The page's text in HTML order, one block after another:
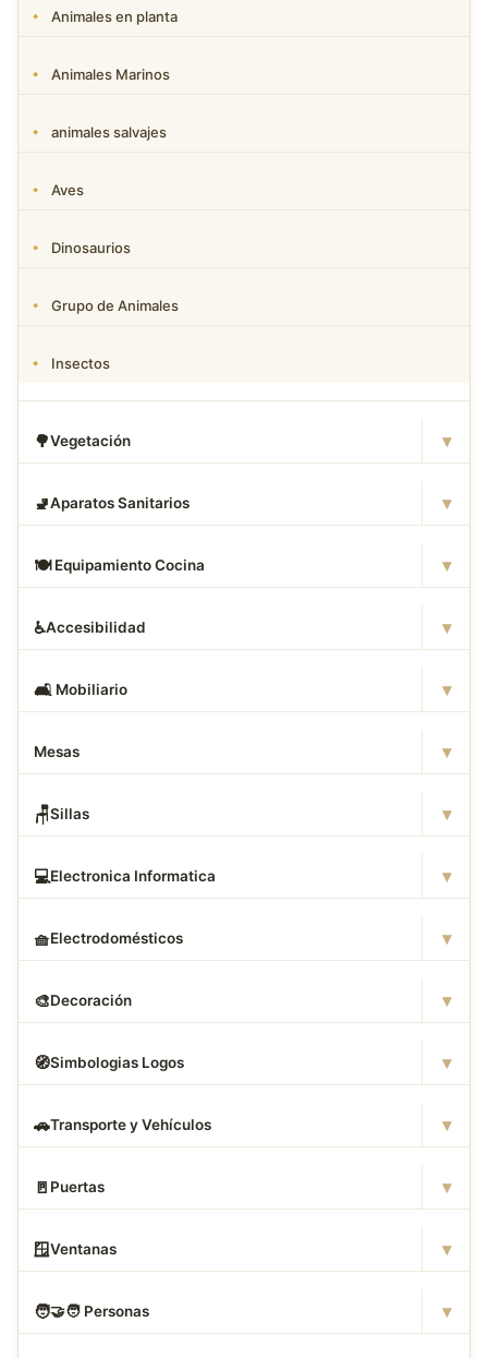
Animales en planta
Animales Marinos
animales salvajes
Aves
Dinosaurios
Grupo de Animales
Insectos
🌳Vegetación ▾
🚽Aparatos Sanitarios ▾
🍽️ Equipamiento Cocina ▾
♿Accesibilidad ▾
🛋 ️ Mobiliario ▾
Mesas ▾
🪑Sillas ▾
💻Electronica Informatica ▾
🧺Electrodomésticos ▾
🎨Decoración ▾
🧭Simbologias Logos ▾
🚗Transporte y Vehículos ▾
🚪 Puertas ▾
🪟Ventanas ▾
🧑‍🤝‍🧑 Personas ▾